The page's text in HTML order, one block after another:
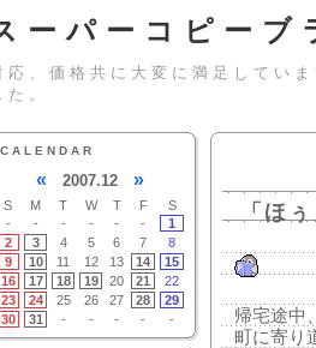
ーパーコピー
応、価格共に大変に満足してい
た。
「ほ
帰宅途中
町に寄り
CALENDAR
« 2007.12 »
S M T W T F
S
-
- - - - -
1
2
3 4 5 6 7
8
9
10 11 12 13 14
15
16
17 18 19 20 21
22
23
24 25 26 27 28
29
30
31 - - - - -